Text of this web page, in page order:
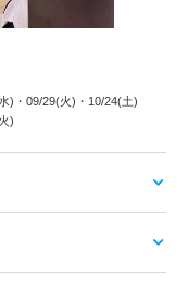
) ・09/29(火) ・10/24(土)
)